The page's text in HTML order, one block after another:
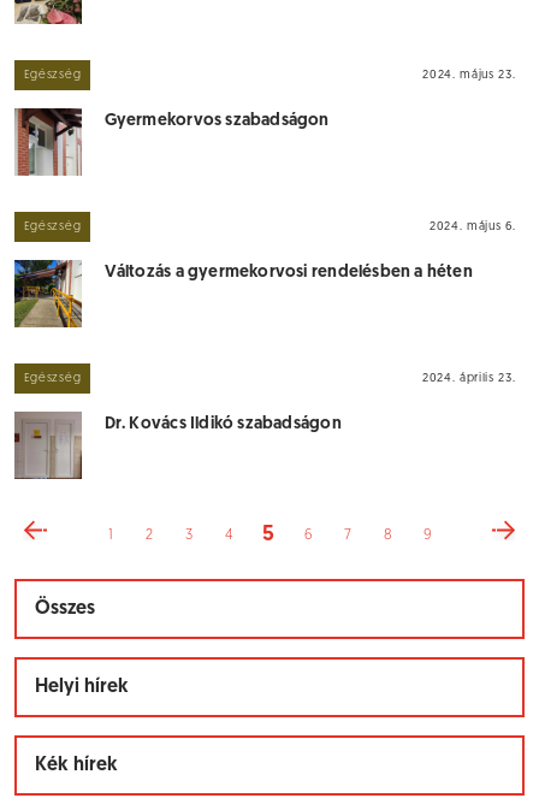
Egészség 2024. május 23.
Gyermekorvos szabadságon
Egészség 2024. május 6.
Változás a gyermekorvosi rendelésben a héten
Egészség 2024. április 23.
Dr. Kovács Ildikó szabadságon
2 3 4 5 6 7 8 9
Összes
Helyi hírek
Kék hírek